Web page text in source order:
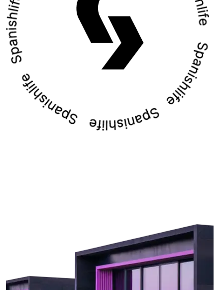
Hemos recibido su
responderemos en
breve.
¡Gracias!
La suscripción a las actualizaciones se ha
realizado con éxito
Deje sus datos de contacto y nos pondremos
en contacto con usted en breve.